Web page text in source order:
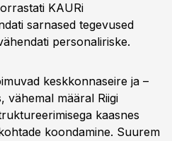
KAURi
sarnased tegevused
personaliriske.
keskkonnaseire ja –
vähemal määral Riigi
kaasnes
koondamine. Suurem